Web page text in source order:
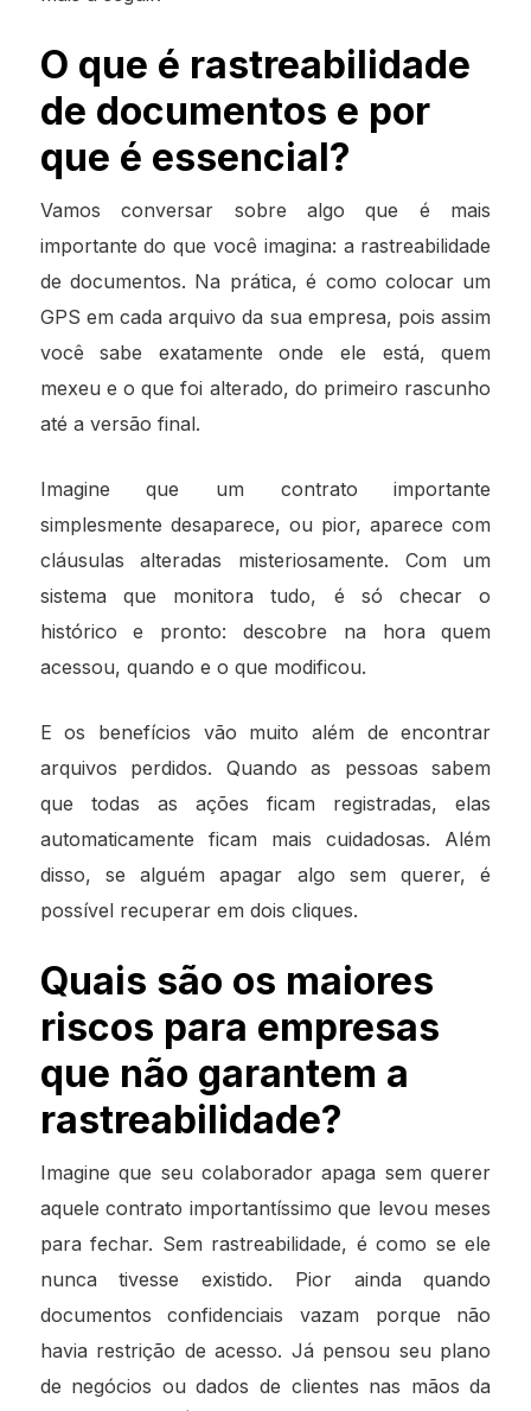
O que é rastreabilidade
de documentos e por
que é essencial?
Vamos conversar sobre algo que é mais
importante do que você imagina: a rastreabilidade
de documentos. Na prática, é como colocar um
GPS em cada arquivo da sua empresa, pois assim
você sabe exatamente onde ele está, quem
mexeu e o que foi alterado, do primeiro rascunho
até a versão final.
Imagine que um contrato importante
simplesmente desaparece, ou pior, aparece com
cláusulas alteradas misteriosamente. Com um
sistema que monitora tudo, é só checar o
histórico e pronto: descobre na hora quem
acessou, quando e o que modificou.
E os benefícios vão muito além de encontrar
arquivos perdidos. Quando as pessoas sabem
que todas as ações ficam registradas, elas
automaticamente ficam mais cuidadosas. Além
disso, se alguém apagar algo sem querer, é
possível recuperar em dois cliques.
Quais são os maiores
riscos para empresas
que não garantem a
rastreabilidade?
Imagine que seu colaborador apaga sem querer
aquele contrato importantíssimo que levou meses
para fechar. Sem rastreabilidade, é como se ele
nunca tivesse existido. Pior ainda quando
documentos confidenciais vazam porque não
havia restrição de acesso. Já pensou seu plano
de negócios ou dados de clientes nas mãos da